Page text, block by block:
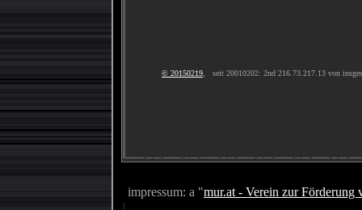
© 20150219, seit 20010202: 2nd 216.73.217.13 von
impressum: a "mur.at - Verein zur Förderung